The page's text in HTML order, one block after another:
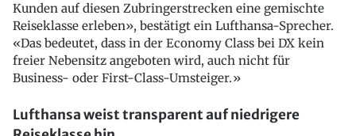
Kunden auf diesen Zubringerstrecken eine gemischte
Reiseklasse erleben», bestätigt ein Lufthansa-Sprecher.
«Das bedeutet, dass in der Economy Class bei DX kein
freier Nebensitz angeboten wird, auch nicht für
Business- oder First-Class-Umsteiger.»
Lufthansa weist transparent auf niedrigere